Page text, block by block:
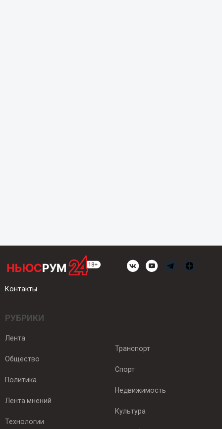
Контакты
РУБРИКИ
Лента
Общество
Политика
Лента мнений
Технологии
Транспорт
Спорт
Недвижимость
Культура